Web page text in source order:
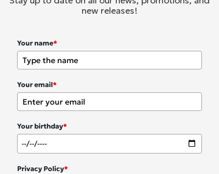
new releases!
Your name*
Your email*
Your birthday*
Privacy Policy*